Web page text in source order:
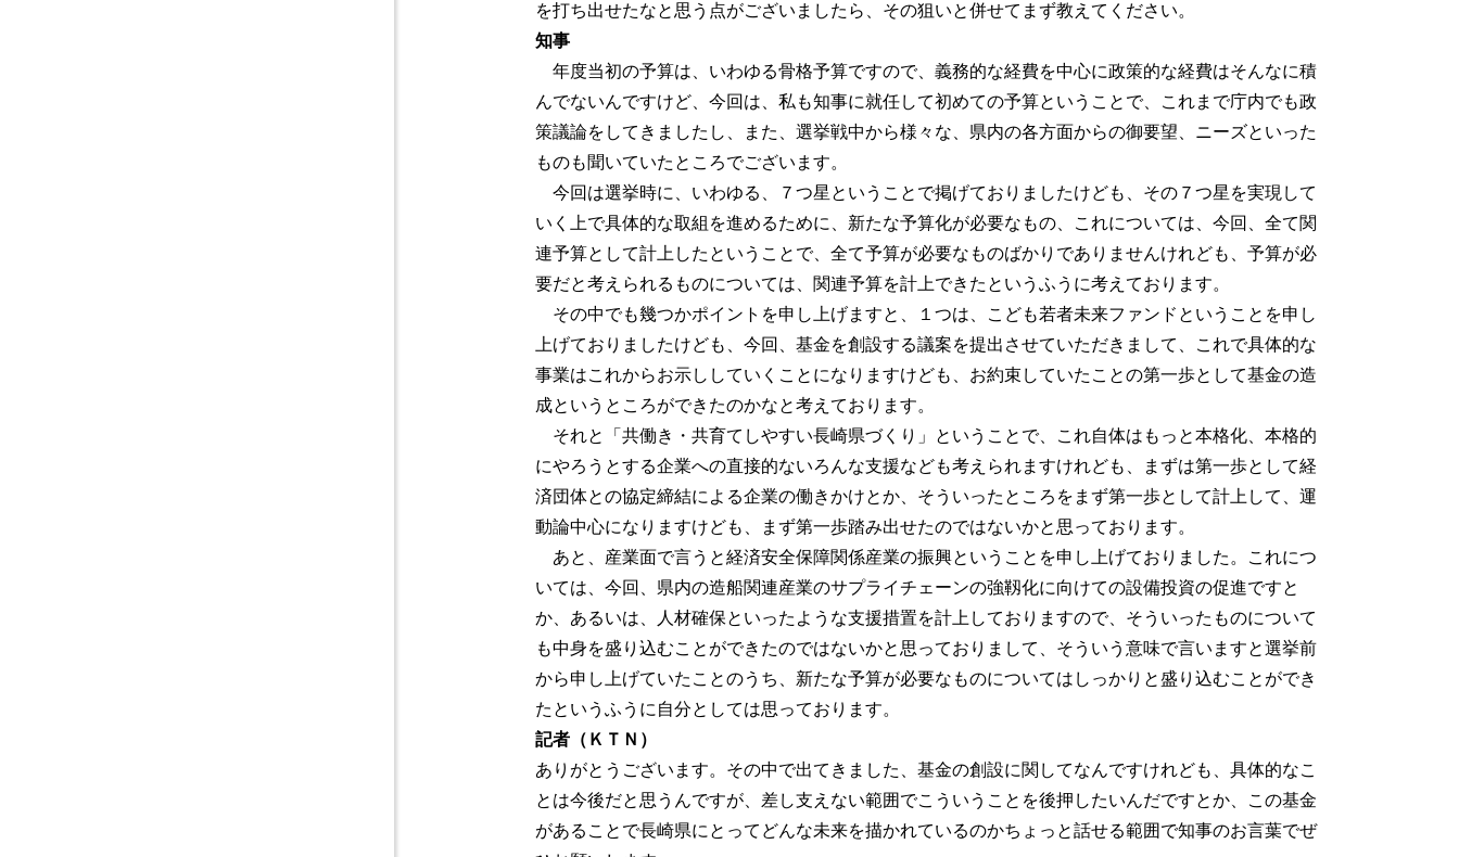
を打ち出せたなと思う点がございましたら、その狙いと併せてまず教えてください。
知事
年度当初の予算は、いわゆる骨格予算ですので、義務的な経費を中心に政策的な経費はそんなに積
んでないんですけど、今回は、私も知事に就任して初めての予算ということで、これまで庁内でも政
策議論をしてきましたし、また、選挙戦中から様々な、県内の各方面からの御要望、ニーズといった
ものも聞いていたところでございます。
今回は選挙時に、いわゆる、７つ星ということで掲げておりましたけども、その７つ星を実現して
いく上で具体的な取組を進めるために、新たな予算化が必要なもの、これについては、今回、全て関
連予算として計上したということで、全て予算が必要なものばかりでありませんけれども、予算が必
要だと考えられるものについては、関連予算を計上できたというふうに考えております。
その中でも幾つかポイントを申し上げますと、１つは、こども若者未来ファンドということを申し
上げておりましたけども、今回、基金を創設する議案を提出させていただきまして、これで具体的な
事業はこれからお示ししていくことになりますけども、お約束していたことの第一歩として基金の造
成というところができたのかなと考えております。
それと「共働き・共育てしやすい長崎県づくり」ということで、これ自体はもっと本格化、本格的
にやろうとする企業への直接的ないろんな支援なども考えられますけれども、まずは第一歩として経
済団体との協定締結による企業の働きかけとか、そういったところをまず第一歩として計上して、運
動論中心になりますけども、まず第一歩踏み出せたのではないかと思っております。
あと、産業面で言うと経済安全保障関係産業の振興ということを申し上げておりました。これにつ
いては、今回、県内の造船関連産業のサプライチェーンの強靱化に向けての設備投資の促進ですと
か、あるいは、人材確保といったような支援措置を計上しておりますので、そういったものについて
も中身を盛り込むことができたのではないかと思っておりまして、そういう意味で言いますと選挙前
から申し上げていたことのうち、新たな予算が必要なものについてはしっかりと盛り込むことができ
たというふうに自分としては思っております。
記者（ＫＴＮ）
ありがとうございます。その中で出てきました、基金の創設に関してなんですけれども、具体的なこ
とは今後だと思うんですが、差し支えない範囲でこういうことを後押したいんだですとか、この基金
があることで長崎県にとってどんな未来を描かれているのかちょっと話せる範囲で知事のお言葉でぜ